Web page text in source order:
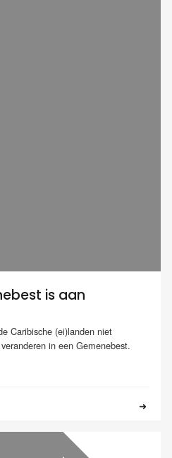
is aan
Caribische (ei)landen niet
in een Gemenebest.